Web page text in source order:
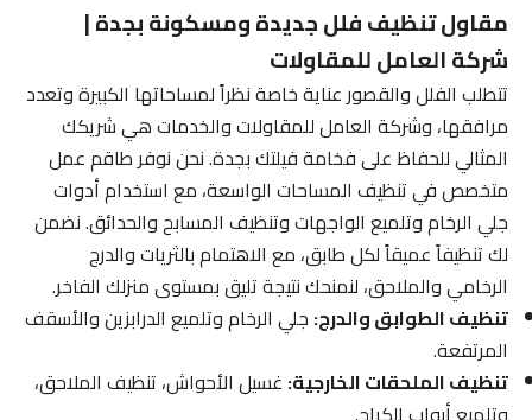
مقاول تنظيف فلل جديدة ومسكونة بجدة |
شركة العامل للمقاولات
تتطلب الفلل والقصور عناية خاصة نظراً لمساحاتها الكبيرة وتعدد
مرافقها، وشركة العامل للمقاولات والخدمات هي شريكك
المثالي للحفاظ على فخامة فيلتك بجدة. نحن نوفر طاقم عمل
متخصص في تنظيف المساحات الواسعة، مع استخدام أدوات
جلي الرخام وتلميع الواجهات وتنظيف المسابح والحدائق. نضمن
لك تنظيفاً عميقاً لكل طابق، مع الاهتمام بالثريات والدرج
الرخامي والملاحق، لنمنحك نتيجة تليق بمستوى منزلك الفاخر.
تنظيف الطوابق والدرج:جلي الرخام وتلميع الدرابزين والأسقف
المرتفعة.
تنظيف الملحقات الخارجية:غسيل الأحواش، تنظيف الملاحق،